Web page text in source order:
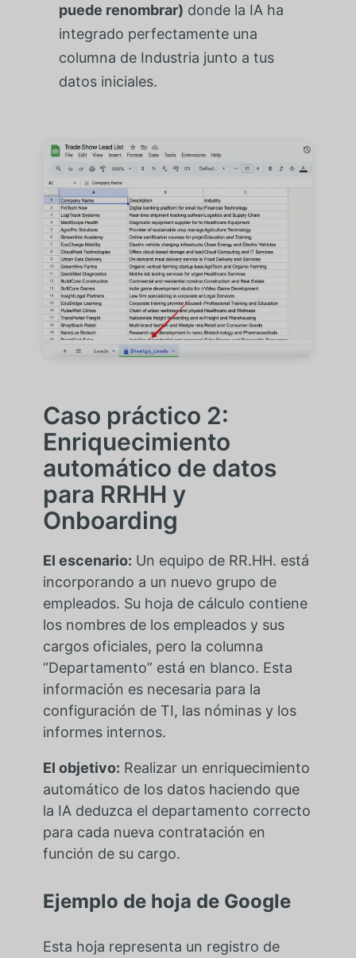
puede renombrar) donde la IA ha
integrado perfectamente una
columna de Industria junto a tus
datos iniciales.
Caso práctico 2:
Enriquecimiento
automático de datos
para RRHH y
Onboarding
El escenario: Un equipo de RR.HH. está
incorporando a un nuevo grupo de
empleados. Su hoja de cálculo contiene
los nombres de los empleados y sus
cargos oficiales, pero la columna
“Departamento” está en blanco. Esta
información es necesaria para la
configuración de TI, las nóminas y los
informes internos.
El objetivo: Realizar un enriquecimiento
automático de los datos haciendo que
la IA deduzca el departamento correcto
para cada nueva contratación en
función de su cargo.
Ejemplo de hoja de Google
Esta hoja representa un registro de